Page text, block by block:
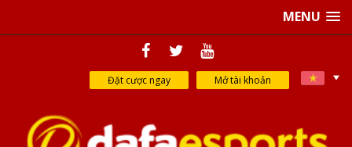
MENU
Đặt cược ngay Mở tài khoản